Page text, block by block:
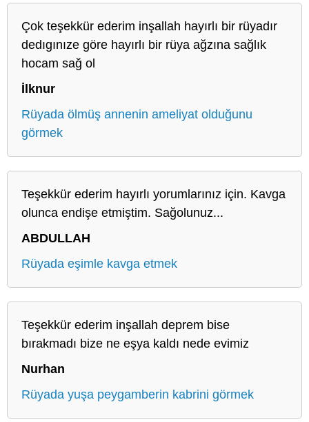
Çok teşekkür ederim inşallah hayırlı bir rüyadır
dedıgınıze göre hayırlı bir rüya ağzına sağlık
hocam sağ ol
İlknur
Rüyada ölmüş annenin ameliyat olduğunu
görmek
Teşekkür ederim hayırlı yorumlarınız için. Kavga
olunca endişe etmiştim. Sağolunuz...
ABDULLAH
Rüyada eşimle kavga etmek
Teşekkür ederim inşallah deprem bise
bırakmadı bize ne eşya kaldı nede evimiz
Nurhan
Rüyada yuşa peygamberin kabrini görmek